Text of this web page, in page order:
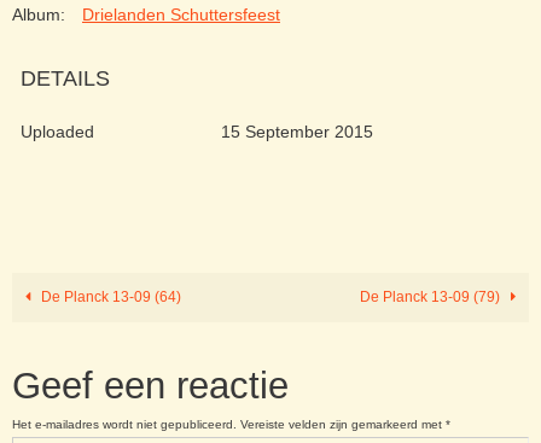
Album: Drielanden Schuttersfeest
DETAILS
Uploaded 15 September 2015
De Planck 13-09 (64) De Planck 13-09 (79)
Geef een reactie
Het e-mailadres wordt niet gepubliceerd. Vereiste velden zijn gemarkeerd met *